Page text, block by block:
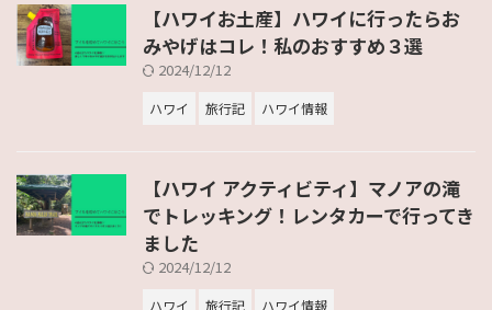
【ハワイお土産】ハワイに行ったらお
みやげはコレ！私のおすすめ３選
2024/12/12
ハワイ 旅行記 ハワイ情報
【ハワイ アクティビティ】マノアの滝
でトレッキング！レンタカーで行ってき
ました
2024/12/12
ハワイ 旅行記 ハワイ情報